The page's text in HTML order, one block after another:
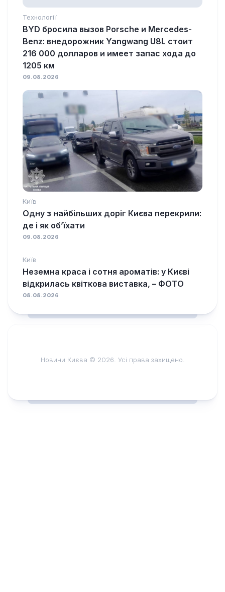
Технології
BYD бросила вызов Porsche и Mercedes-
Benz: внедорожник Yangwang U8L стоит
216 000 долларов и имеет запас хода до
1205 км
09.08.2026
Київ
Одну з найбільших доріг Києва перекрили:
де і як об’їхати
09.08.2026
Київ
Неземна краса і сотня ароматів: у Києві
відкрилась квіткова виставка, – ФОТО
08.08.2026
Новини Києва © 2026. Усі права захищено.